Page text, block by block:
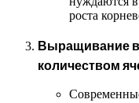
роста
Выращивание в
количеством